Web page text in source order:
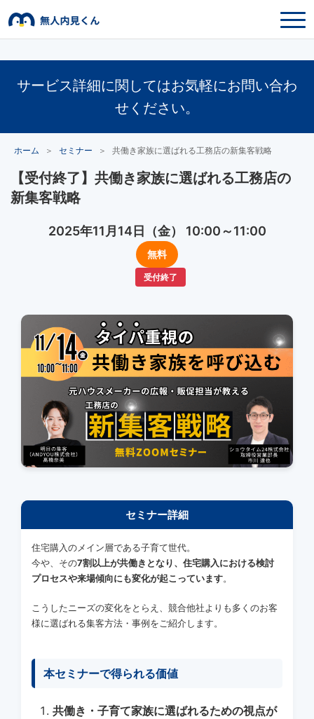
サービス詳細に関してはお気軽にお問い合わ
せください。
ホーム ＞ セミナー ＞ 共働き家族に選ばれる工務店の新集客戦略
【受付終了】共働き家族に選ばれる工務店の
新集客戦略
2025年11月14日（金） 10:00～11:00
無料
受付終了
セミナー詳細
住宅購入のメイン層である子育て世代。
今や、その7割以上が共働きとなり、住宅購入における検討
プロセスや来場傾向にも変化が起こっています。
こうしたニーズの変化をとらえ、競合他社よりも多くのお客
様に選ばれる集客方法・事例をご紹介します。
本セミナーで得られる価値
共働き・子育て家族に選ばれるための視点が